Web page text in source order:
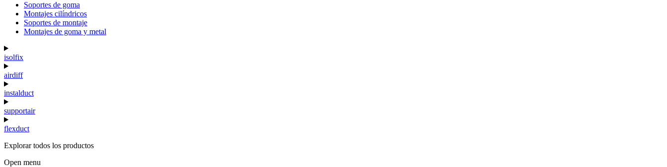
Soportes de goma
Montajes cilíndricos
Soportes de montaje
Montajes de goma y metal
isolfix
airdiff
instalduct
supportair
flexduct
Explorar todos los productos
Open menu